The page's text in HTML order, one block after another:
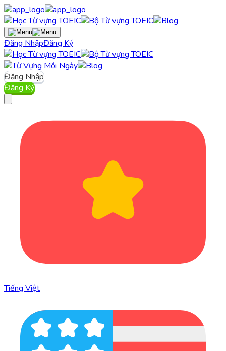
Đăng NhậpĐăng Ký
Đăng Nhập
Đăng Ký
Tiếng Việt